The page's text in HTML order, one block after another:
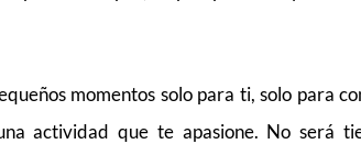
momentos solo para ti, solo para
actividad que te apasione. No será